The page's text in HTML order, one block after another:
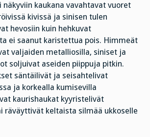
näkyviin kaukana vavahtavat vuoret
kivissä ja sinisen tulen
hevosiin kuin hehkuvat
ei saanut karistettua pois. Himmeät
valjaiden metalliosilla, siniset ja
soljuivat aseiden piippuja pitkin.
säntäilivät ja seisahtelivat
ja korkealla kumisevilla
kaurishaukat kyyristelivät
räväyttivät keltaista silmää ukkoselle